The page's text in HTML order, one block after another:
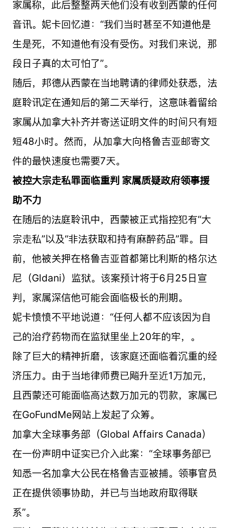
家属称，此后整整两天他们没有收到西蒙的任何
音讯。妮卡回忆道：“我们当时甚至不知道他是
生是死，不知道他有没有受伤。对我们来说，那
段日子真的太可怕了”。
随后，邦德从西蒙在当地聘请的律师处获悉，法
庭聆讯定在通知后的第二天举行，这意味着留给
家属从加拿大补齐并寄送证明文件的时间只有短
短48小时。然而，从加拿大向格鲁吉亚邮寄文
件的最快速度也需要7天。
被控大宗走私罪面临重判 家属质疑政府领事援
助不力
在随后的法庭聆讯中，西蒙被正式指控犯有“大
宗走私”以及“非法获取和持有麻醉药品”罪。目
前，他被关押在格鲁吉亚首都第比利斯的格尔达
尼（Gldani）监狱。该案预计将于6月25日宣
判，家属深信他可能会面临极长的刑期。
妮卡愤愤不平地说道：“任何人都不应该因为自
己的治疗药物而在监狱里坐上20年的牢，。
除了巨大的精神折磨，该家庭还面临着沉重的经
济压力。由于当地律师费已飚升至近1万加元，
且西蒙还可能面临高达数万加元的罚款，家属已
在GoFundMe网站上发起了众筹。
加拿大全球事务部（Global Affairs Canada）
在一份声明中证实已介入此案：“全球事务部已
知悉一名加拿大公民在格鲁吉亚被捕。领事官员
正在提供领事协助，并已与当地政府取得联
系”。